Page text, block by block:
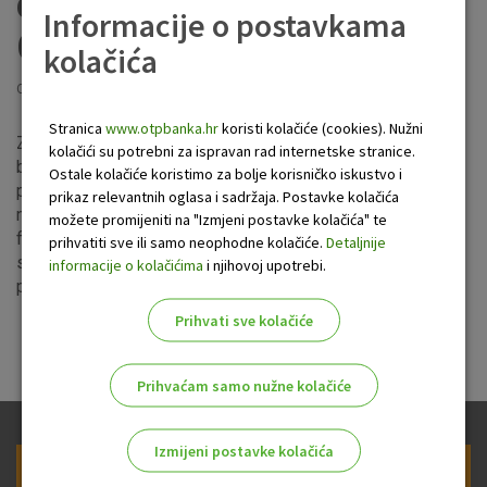
COVID-19
Objavljeno: 1.4.2020
Zbog izvanredne situacije u vezi s virusom COVID-19, OTP
banka d.d. je odlučila pomoći svojim klijentima kojima su
preventivne mjere suzbijanja širenja COVID-19 ozbiljno
narušile ili će narušiti sposobnost uredne otplate
financijskih obveza. OTP banka je odlučila pomoći i svim
svojim klijentima koji su pogođeni potresom koji je zadesio
područje Zagreba u nedjelju, 22. ožujka.
Informacije o postavkama
kolačića
Stranica www.otpbanka.hrkoristi kolačiće (cookies). Nužni
kolačići su potrebni za ispravan rad internetske stranice.
Ostale kolačiće koristimo za bolje korisničko iskustvo i
prikaz relevantnih oglasa i sadržaja. Postavke kolačića
možete promijeniti na "Izmjeni postavke kolačića" te
prihvatiti sve ili samo neophodne kolačiće. Detaljnije
informacije o kolačićima i njihovoj upotrebi.
Prihvati sve kolačiće
Prihvaćam samo nužne kolačiće
Izmijeni postavke kolačića